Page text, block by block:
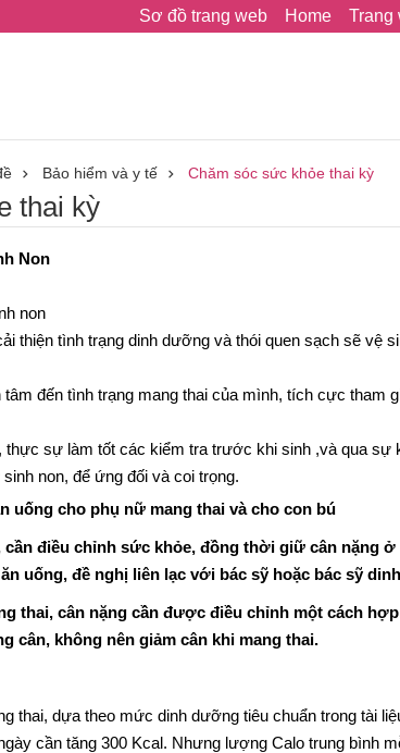
Sơ đồ trang web Home Trang
Bảo hiểm và y tế Chăm sóc sức khỏe thai kỳ
thai kỳ
Non
non
thiện tình trạng dinh dưỡng và thói quen sạch sẽ vệ
đến tình trạng mang thai của mình, tích cực tham
thực sự làm tốt các kiểm tra trước khi sinh ,và qua
non, để ứng đối và coi trọng.
uống cho phụ nữ mang thai và cho con bú
điều chỉnh sức khỏe, đồng thời giữ cân nặng
uống, đề nghị liên lạc với bác sỹ hoặc bác sỹ
thai, cân nặng cần được điều chỉnh một cách
cân, không nên giảm cân khi mang thai.
thai, dựa theo mức dinh dưỡng tiêu chuẩn trong tài
cần tăng 300 Kcal. Nhưng lượng Calo trung bình